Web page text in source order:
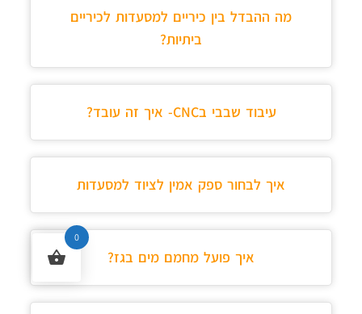
מה ההבדל בין כיריים למסעדות לכיריים
ביתיות?
עיבוד שבבי בCNC- איך זה עובד?
איך לבחור ספק אמין לציוד למסעדות
איך פועל מחמם מים בגז?
0